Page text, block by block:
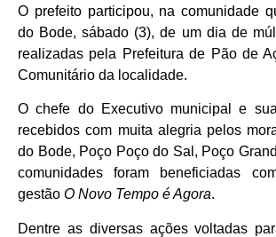
O prefeito participou, na comunidade
do Bode, sábado (3), de um dia de
realizadas pela Prefeitura de Pão de
Comunitário da localidade.
O chefe do Executivo municipal e
recebidos com muita alegria pelos
do Bode, Poço Poço do Sal, Poço
comunidades foram beneficiadas
gestão O Novo Tempo é Agora.
Dentre as diversas ações voltadas